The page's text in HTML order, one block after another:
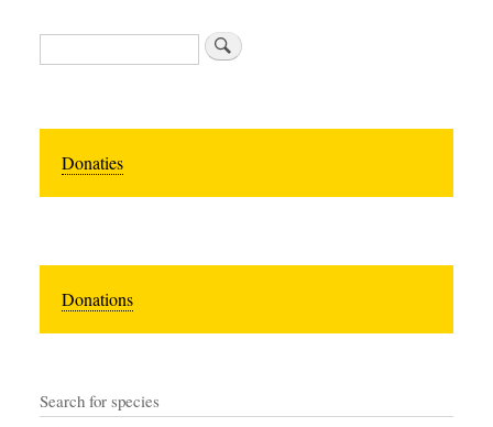
Search
Donaties
Donations
Search for species